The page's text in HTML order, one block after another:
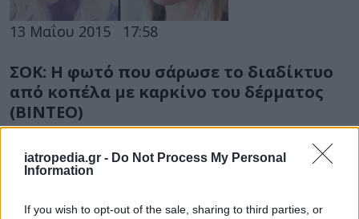
iatropedia.gr - Do Not Process My Personal
Information
If you wish to opt-out of the sale, sharing to third parties, or
13 Μαΐου 2015 17:58
ΣΟΚ: Η φωτό που σάρωσε το διαδίκτυο
από κοπέλα με καρκίνο του δέρματος
(ΒΙΝΤΕΟ)
Με μια συγκλονιστική της κίνηση, η 27χρονη
Tawny Willoughby από την Αλαμπάμα των ΗΠΑ,